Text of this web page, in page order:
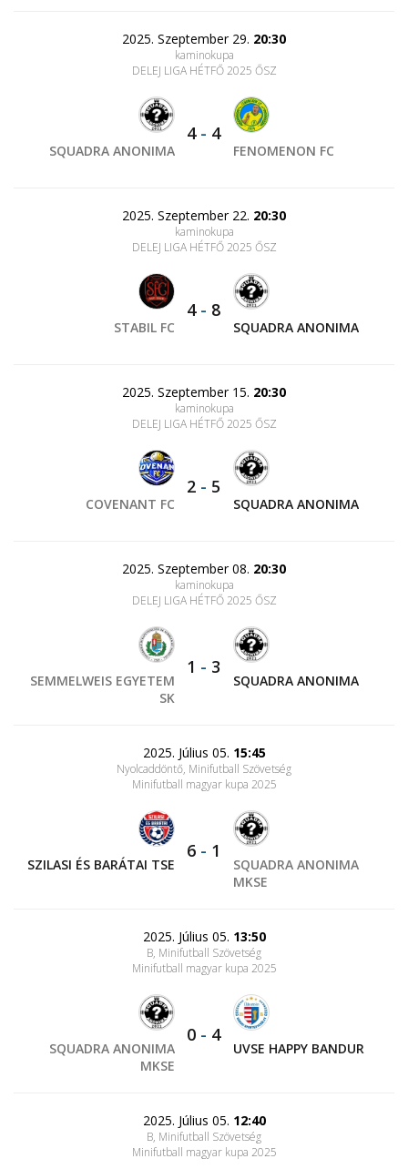
2025. Szeptember 29. 20:30
kaminokupa
DELEJ LIGA HÉTFŐ 2025 ŐSZ
SQUADRA ANONIMA
4- 4
FENOMENON FC
2025. Szeptember 22. 20:30
kaminokupa
DELEJ LIGA HÉTFŐ 2025 ŐSZ
STABIL FC
4- 8
SQUADRA ANONIMA
2025. Szeptember 15. 20:30
kaminokupa
DELEJ LIGA HÉTFŐ 2025 ŐSZ
COVENANT FC
2 - 5
SQUADRA ANONIMA
2025. Szeptember 08. 20:30
kaminokupa
DELEJ LIGA HÉTFŐ 2025 ŐSZ
SEMMELWEIS EGYETEM
SK
1 - 3
SQUADRA ANONIMA
2025. Július 05. 15:45
Nyolcaddöntő, Minifutball Szövetség
Minifutball magyar kupa 2025
SZILASI ÉS BARÁTAI TSE
6 - 1
SQUADRA ANONIMA
MKSE
2025. Július 05. 13:50
B, Minifutball Szövetség
Minifutball magyar kupa 2025
SQUADRA ANONIMA
MKSE
0 - 4
UVSE HAPPY BANDUR
2025. Július 05. 12:40
B, Minifutball Szövetség
Minifutball magyar kupa 2025